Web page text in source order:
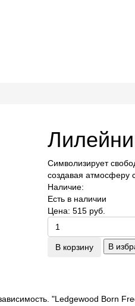
Символизирует
создавая атмосферу
Наличие:
Есть в наличии
Цена: 515 руб.
В корзину В
"Ledgewood Born